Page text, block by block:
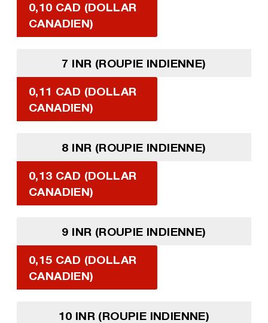
0,10 CAD (DOLLAR
CANADIEN)
7 INR (ROUPIE INDIENNE)
0,11 CAD (DOLLAR
CANADIEN)
8 INR (ROUPIE INDIENNE)
0,13 CAD (DOLLAR
CANADIEN)
9 INR (ROUPIE INDIENNE)
0,15 CAD (DOLLAR
CANADIEN)
10 INR (ROUPIE INDIENNE)